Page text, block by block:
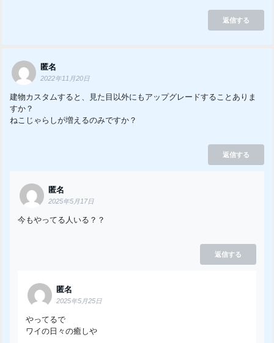
返信する
匿名
2022年11月20日
建物カスタムすると、見た目以外にもアップグレードすることありま
すか？
ねこじゃらしが増えるのみですか？
返信する
匿名
2025年5月17日
今もやってる人いる？？
返信する
匿名
2025年5月25日
やってるで
ワイの日々の癒しや